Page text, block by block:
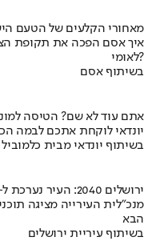
מאחורי הקלעים של הטעם
לאומי?
בשיתוף אסם
אתם עוד לא שם? הטיסה
יונדאי לוקחת אתכם לבמה
בשיתוף יונדאי מבית כלמוביל
ירושלים 2040: העיר נערכת ל- 1.5 מליון תושבים
מנכ"לית העירייה מציגה
הבא
בשיתוף עיריית ירושלים